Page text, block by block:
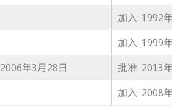
加入: 1992
加入: 1999
2006年3月28日 批准: 2013
加入: 2008